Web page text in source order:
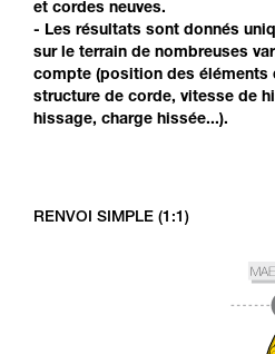
et cordes neuves.
- Les résultats sont donnés
sur le terrain de nombreuses
compte (position des éléments
structure de corde, vitesse de
hissage, charge hissée...).
RENVOI SIMPLE (1:1)